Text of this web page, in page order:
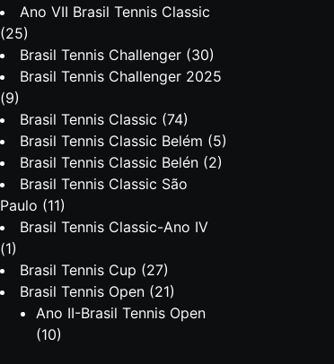
Ano VII Brasil Tennis Classic
(25)
Brasil Tennis Challenger (30)
Brasil Tennis Challenger 2025
(9)
Brasil Tennis Classic (74)
Brasil Tennis Classic Belém (5)
Brasil Tennis Classic Belén (2)
Brasil Tennis Classic São
Paulo (11)
Brasil Tennis Classic-Ano IV
(1)
Brasil Tennis Cup (27)
Brasil Tennis Open (21)
Ano II-Brasil Tennis Open
(10)